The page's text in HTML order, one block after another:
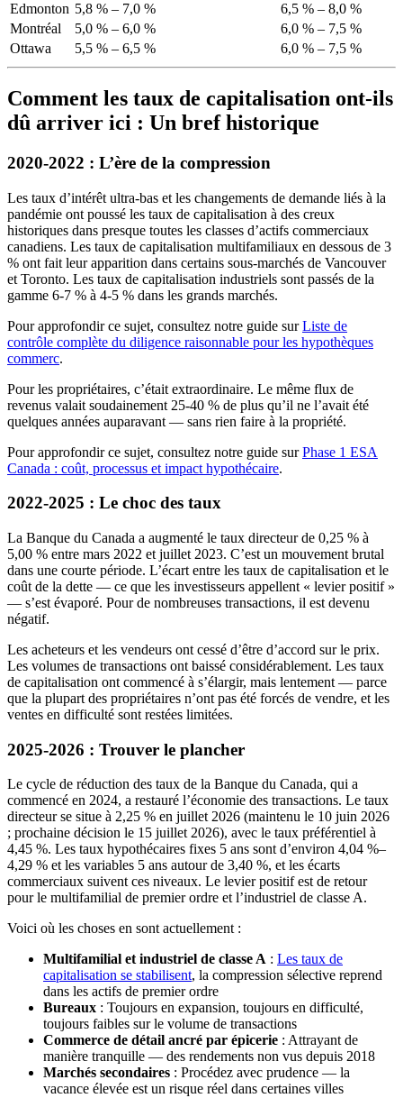
Edmonton 5,8 % – 7,0 %
6,5 % – 8,0 %
Montréal
5,0 % – 6,0 %
6,0 % – 7,5 %
Ottawa
5,5 % – 6,5 % 6,0 % – 7,5 %
Comment les taux de capitalisation ont-ils
dû arriver ici : Un bref historique
2020-2022 : L’ère de la compression
Les taux d’intérêt ultra-bas et les changements de demande liés à la
pandémie ont poussé les taux de capitalisation à des creux
historiques dans presque toutes les classes d’actifs commerciaux
canadiens. Les taux de capitalisation multifamiliaux en dessous de 3
% ont fait leur apparition dans certains sous-marchés de Vancouver
et Toronto. Les taux de capitalisation industriels sont passés de la
gamme 6-7 % à 4-5 % dans les grands marchés.
Pour approfondir ce sujet, consultez notre guide surListe de
contrôle complète du diligence raisonnable pour les hypothèques
commerc.
Pour les propriétaires, c’était extraordinaire. Le même flux de
revenus valait soudainement 25-40 % de plus qu’il ne l’avait été
quelques années auparavant — sans rien faire à la propriété.
Pour approfondir ce sujet, consultez notre guide surPhase 1 ESA
Canada : coût, processus et impact hypothécaire.
2022-2025 : Le choc des taux
La Banque du Canada a augmenté le taux directeur de 0,25 % à
5,00 % entre mars 2022 et juillet 2023. C’est un mouvement brutal
dans une courte période. L’écart entre les taux de capitalisation et le
coût de la dette — ce que les investisseurs appellent « levier positif »
— s’est évaporé. Pour de nombreuses transactions, il est devenu
négatif.
Les acheteurs et les vendeurs ont cessé d’être d’accord sur le prix.
Les volumes de transactions ont baissé considérablement. Les taux
de capitalisation ont commencé à s’élargir, mais lentement — parce
que la plupart des propriétaires n’ont pas été forcés de vendre, et les
ventes en difficulté sont restées limitées.
2025-2026 : Trouver le plancher
Le cycle de réduction des taux de la Banque du Canada, qui a
commencé en 2024, a restauré l’économie des transactions. Le taux
directeur se situe à 2,25 % en juillet 2026 (maintenu le 10 juin 2026
; prochaine décision le 15 juillet 2026), avec le taux préférentiel à
4,45 %. Les taux hypothécaires fixes 5 ans sont d’environ 4,04 %–
4,29 % et les variables 5 ans autour de 3,40 %, et les écarts
commerciaux suivent ces niveaux. Le levier positif est de retour
pour le multifamilial de premier ordre et l’industriel de classe A.
Voici où les choses en sont actuellement :
Multifamilial et industriel de classe A : Les taux de
capitalisation se stabilisent, la compression sélective reprend
dans les actifs de premier ordre
Bureaux : Toujours en expansion, toujours en difficulté,
toujours faibles sur le volume de transactions
Commerce de détail ancré par épicerie : Attrayant de
manière tranquille — des rendements non vus depuis 2018
Marchés secondaires : Procédez avec prudence — la
vacance élevée est un risque réel dans certaines villes